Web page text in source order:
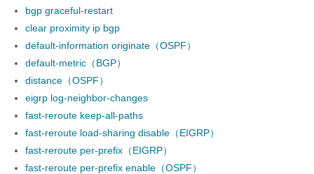
bgp graceful-restart
clear proximity ip bgp
default-information originate（OSPF）
default-metric（BGP）
distance（OSPF）
eigrp log-neighbor-changes
fast-reroute keep-all-paths
fast-reroute load-sharing disable（EIGRP）
fast-reroute per-prefix（EIGRP）
fast-reroute per-prefix enable（OSPF）